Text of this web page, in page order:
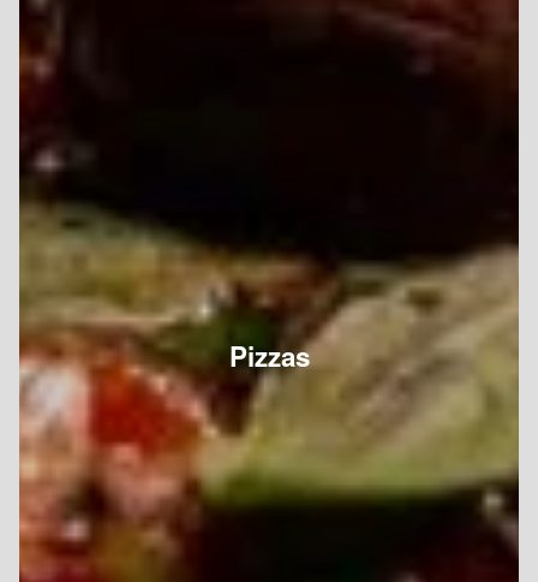
Pizzas